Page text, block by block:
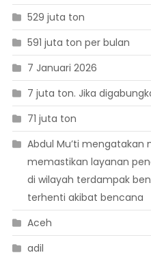
529 juta ton
591 juta ton per bulan
7 Januari 2026
7 juta ton. Jika
71 juta ton
Abdul Mu’ti
memastikan layanan
di wilayah terdampak
terhenti akibat bencana
Aceh
adil